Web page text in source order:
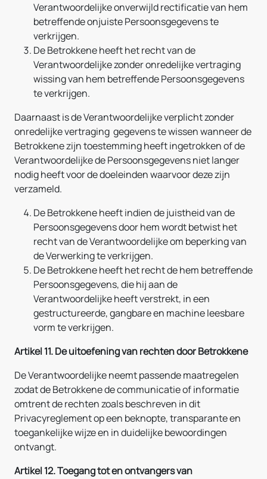
Verantwoordelijke onverwijld rectificatie van hem
betreffende onjuiste Persoonsgegevens te
verkrijgen.
De Betrokkene heeft het recht van de
Verantwoordelijke zonder onredelijke vertraging
wissing van hem betreffende Persoonsgegevens
te verkrijgen.
Daarnaast is de Verantwoordelijke verplicht zonder
onredelijke vertraging gegevens te wissen wanneer de
Betrokkene zijn toestemming heeft ingetrokken of de
Verantwoordelijke de Persoonsgegevens niet langer
nodig heeft voor de doeleinden waarvoor deze zijn
verzameld.
De Betrokkene heeft indien de juistheid van de
Persoonsgegevens door hem wordt betwist het
recht van de Verantwoordelijke om beperking van
de Verwerking te verkrijgen.
De Betrokkene heeft het recht de hem betreffende
Persoonsgegevens, die hij aan de
Verantwoordelijke heeft verstrekt, in een
gestructureerde, gangbare en machine leesbare
vorm te verkrijgen.
Artikel 11. De uitoefening van rechten door Betrokkene
De Verantwoordelijke neemt passende maatregelen
zodat de Betrokkene de communicatie of informatie
omtrent de rechten zoals beschreven in dit
Privacyreglement op een beknopte, transparante en
toegankelijke wijze en in duidelijke bewoordingen
ontvangt.
Artikel 12. Toegang tot en ontvangers van